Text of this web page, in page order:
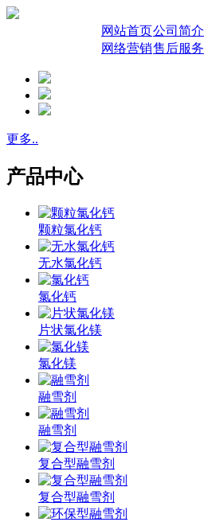
网站首页公司简介
网络营销售后服务
更多..
产品中心
颗粒氯化钙
无水氯化钙
氯化钙
片状氯化镁
氯化镁
融雪剂
融雪剂
复合型融雪剂
复合型融雪剂